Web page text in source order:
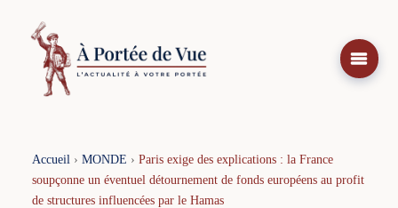
contenu
Accueil› MONDE › Paris exige des explications : la France
soupçonne un éventuel détournement de fonds européens au profit
de structures influencées par le Hamas